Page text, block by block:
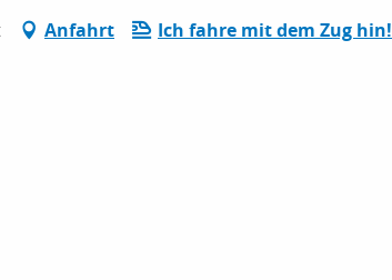
Anfahrt Ich fahre mit dem Zug hin!